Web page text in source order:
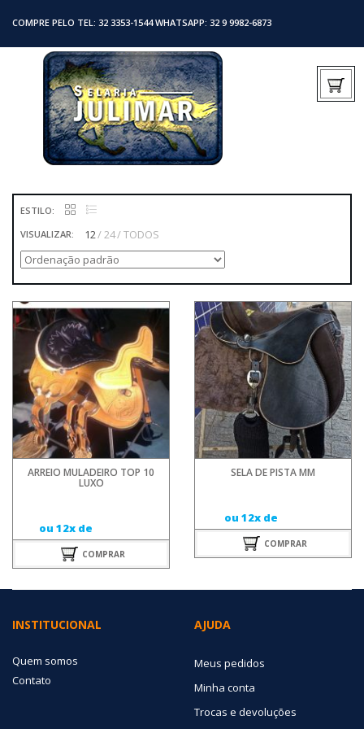
COMPRE PELO TEL: 32 3353-1544 WHATSAPP: 32 9 9982-6873
ESTILO:
VISUALIZAR:
12 24 TODOS
ARREIO MULADEIRO TOP 10
LUXO
ou 12x de
COMPRAR
SELA DE PISTA MM
ou 12x de
COMPRAR
INSTITUCIONAL
Quem somos
Contato
AJUDA
Meus pedidos
Minha conta
Trocas e devoluções